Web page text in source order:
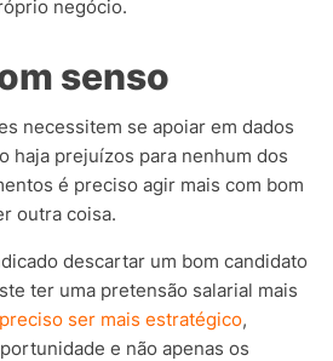
negócio.
senso
necessitem se apoiar em dados
haja prejuízos para nenhum dos
é preciso agir mais com bom
outra coisa.
descartar um bom candidato
ter uma pretensão salarial mais
preciso ser mais estratégico,
e não apenas os